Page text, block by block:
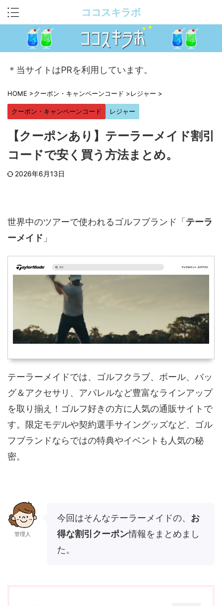
ココスキラボ
＊当サイトはPRを利用しています。
HOME >クーポン・キャンペーンコード >レジャー >
クーポン・キャンペーンコード レジャー
【クーポンあり】テーラーメイド割引
コードで安く買う方法まとめ。
2026年6月13日
世界中のツアーで使われるゴルフブランド「テーラ
ーメイド 」
テーラーメイドでは、ゴルフクラブ、ボール、バッ
グ＆アクセサリ、アパレルなど豊富なラインアップ
を取り揃え！ゴルフ好きの方に人気の通販サイトで
す。限定モデルや契約選手サイングッズなど、ゴル
フブランドならではの特典やイベントも人気の秘
密。
管理人
今回はそんなテーラーメイドの、 お
得な割引クーポン情報をまとめまし
た。